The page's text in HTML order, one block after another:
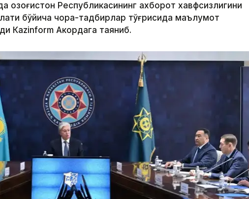
Қозоғистон Республикасининг ахборот хавфсизлигини
бўйича чора-тадбирлар тўғрисида маълумот
Каzinform Акордага таяниб.